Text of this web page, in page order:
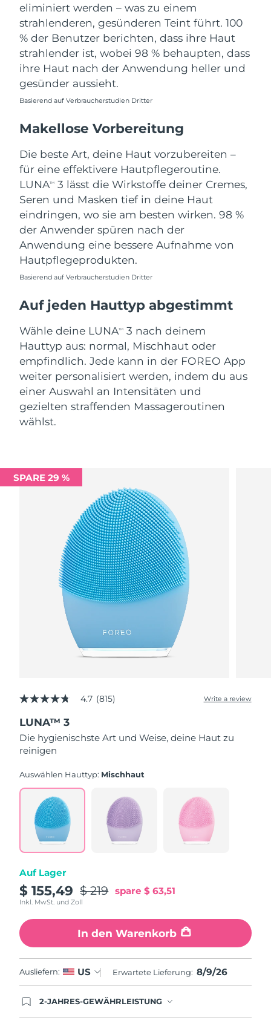
eliminiert werden – was zu einem
strahlenderen, gesünderen Teint führt. 100
% der Benutzer berichten, dass ihre Haut
strahlender ist, wobei 98 % behaupten, dass
ihre Haut nach der Anwendung heller und
gesünder aussieht.
Basierend auf Verbraucherstudien Dritter
Makellose Vorbereitung
Die beste Art, deine Haut vorzubereiten –
für eine effektivere Hautpflegeroutine.
LUNATM
3 lässt die Wirkstoffe deiner Cremes,
Seren und Masken tief in deine Haut
eindringen, wo sie am besten wirken. 98 %
der Anwender spüren nach der
Anwendung eine bessere Aufnahme von
Hautpflegeprodukten.
Basierend auf Verbraucherstudien Dritter
Auf jeden Hauttyp abgestimmt
Wähle deine LUNATM
3 nach deinem
Hauttyp aus: normal, Mischhaut oder
empfindlich. Jede kann in der FOREO App
weiter personalisiert werden, indem du aus
einer Auswahl an Intensitäten und
gezielten straffenden Massageroutinen
wählst.
SPARE 29 %
4.7
of
5
stars,
average
value.
Read
815
Reviews.
Same
page
link.
4.7 (815) Write a review
LUNA™ 3
Die hygienischste Art und Weise, deine Haut zu
reinigen
Auswählen Hauttyp: Mischhaut
Auf Lager
$ 155,49 $ 219 spare$ 63,51
Inkl. MwSt. und Zoll
In den Warenkorb
Ausliefern: US Erwartete Lieferung: 8/9/26
2-JAHRES-GEWÄHRLEISTUNG